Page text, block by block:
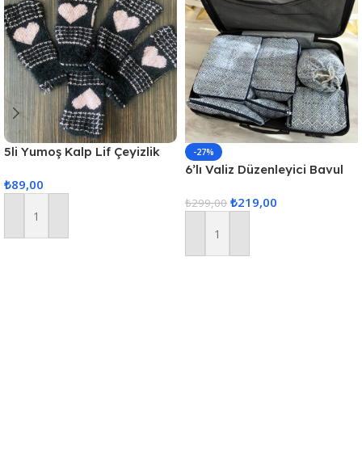
5li Yumoş Kalp Lif Çeyizlik
₺89,00
Sepete Ekle
-27%
6’lı Valiz Düzenleyici Bavul
Hurcu
₺299,00 ₺219,00
Sepete Ekle